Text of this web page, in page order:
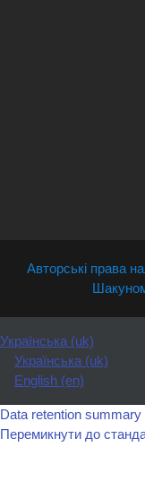
Авторські права
Українська ‎(uk)‎
Українська ‎(uk)‎
English ‎(en)‎
Data retention summary
Перемикнути до